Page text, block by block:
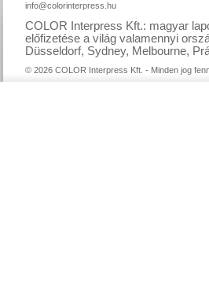
info@colorinterpress.hu
COLOR Interpress Kft.: magyar
előfizetése a világ valamennyi
Düsseldorf, Sydney, Melbourne,
© 2026 COLOR Interpress Kft. - Minden jog